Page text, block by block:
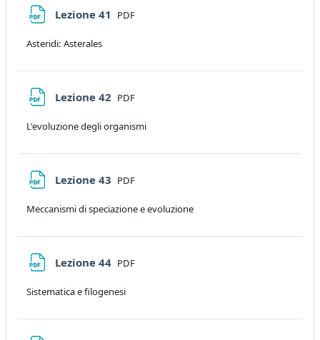
Lezione 41 File
PDF
Asteridi: Asterales
Lezione 42 File
PDF
L'evoluzione degli organismi
Lezione 43 File
PDF
Meccanismi di speciazione e evoluzione
Lezione 44 File
PDF
Sistematica e filogenesi